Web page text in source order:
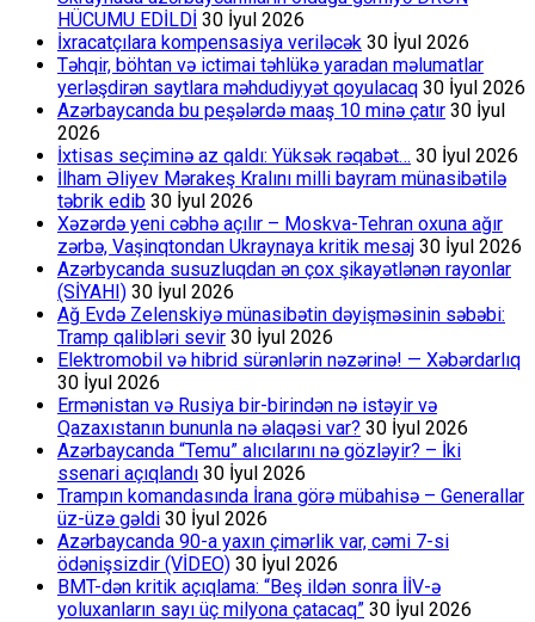
HÜCUMU EDİLDİ 30 İyul 2026
İxracatçılara kompensasiya veriləcək 30 İyul 2026
Təhqir, böhtan və ictimai təhlükə yaradan məlumatlar
yerləşdirən saytlara məhdudiyyət qoyulacaq 30 İyul 2026
Azərbaycanda bu peşələrdə maaş 10 minə çatır 30 İyul
2026
İxtisas seçiminə az qaldı: Yüksək rəqabət… 30 İyul 2026
İlham Əliyev Mərakeş Kralını milli bayram münasibətilə
təbrik edib 30 İyul 2026
Xəzərdə yeni cəbhə açılır – Moskva-Tehran oxuna ağır
zərbə, Vaşinqtondan Ukraynaya kritik mesaj 30 İyul 2026
Azərbycanda susuzluqdan ən çox şikayətlənən rayonlar
(SİYAHI) 30 İyul 2026
Ağ Evdə Zelenskiyə münasibətin dəyişməsinin səbəbi:
Tramp qalibləri sevir 30 İyul 2026
Elektromobil və hibrid sürənlərin nəzərinə! — Xəbərdarlıq
30 İyul 2026
Ermənistan və Rusiya bir-birindən nə istəyir və
Qazaxıstanın bununla nə əlaqəsi var? 30 İyul 2026
Azərbaycanda “Temu” alıcılarını nə gözləyir? – İki
ssenari açıqlandı 30 İyul 2026
Trampın komandasında İrana görə mübahisə – Generallar
üz-üzə gəldi 30 İyul 2026
Azərbaycanda 90-a yaxın çimərlik var, cəmi 7-si
ödənişsizdir (VİDEO) 30 İyul 2026
BMT-dən kritik açıqlama: “Beş ildən sonra İİV-ə
yoluxanların sayı üç milyona çatacaq” 30 İyul 2026